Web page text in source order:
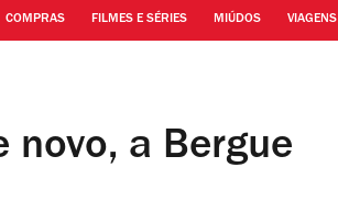
COMPRAS FILMES E SÉRIES MIÚDOS VIAGENS
novo, a Bergue